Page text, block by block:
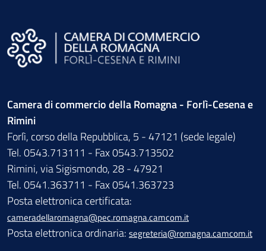
Camera di commercio della Romagna - Forlì-Cesena e
Rimini
Forlì, corso della Repubblica, 5 - 47121 (sede legale)
Tel. 0543.713111 - Fax 0543.713502
Rimini, via Sigismondo, 28 - 47921
Tel. 0541.363711 - Fax 0541.363723
Posta elettronica certificata:
cameradellaromagna@pec.romagna.camcom.it
Posta elettronica ordinaria: segreteria@romagna.camcom.it